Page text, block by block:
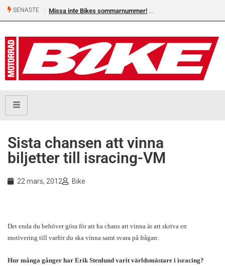
SENASTE Missa inte Bikes sommarnummer!
Sista chansen att vinna
biljetter till isracing-VM
22 mars, 2012 Bike
Det enda du behöver göra för att ha chans att vinna är att skriva en
motivering till varför du ska vinna samt svara på frågan:
Hur många gånger har Erik Stenlund varit världsmästare i isracing?